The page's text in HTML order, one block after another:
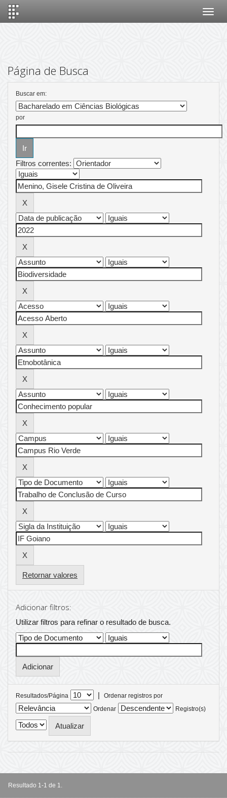
Página de Busca
Buscar em:
por
Filtros correntes:
Retornar valores
Adicionar filtros:
Utilizar filtros para refinar o resultado de busca.
Resultados/Página |
Ordenar registros por
Ordenar
Registro(s)
Resultado 1-1 de 1.